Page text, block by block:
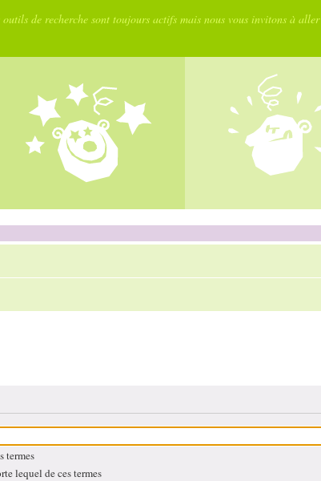
de recherche sont toujours actifs mais nous vous invitons à aller
termes
lequel de ces termes